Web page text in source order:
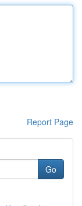
Report Page
Go